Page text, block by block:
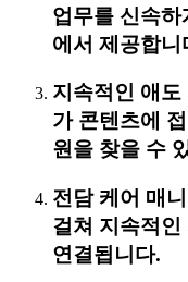
업무를 신속
에서 제공합니
지속적인 애
가 콘텐츠에
원을 찾을 수
전담 케어 매
걸쳐 지속적
연결됩니다.